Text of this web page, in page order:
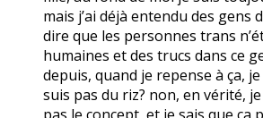
mais j’ai déjà entendu des gens
dire que les personnes trans
humaines et des trucs dans ce
depuis, quand je repense à ça,
suis pas du riz? non, en vérité,